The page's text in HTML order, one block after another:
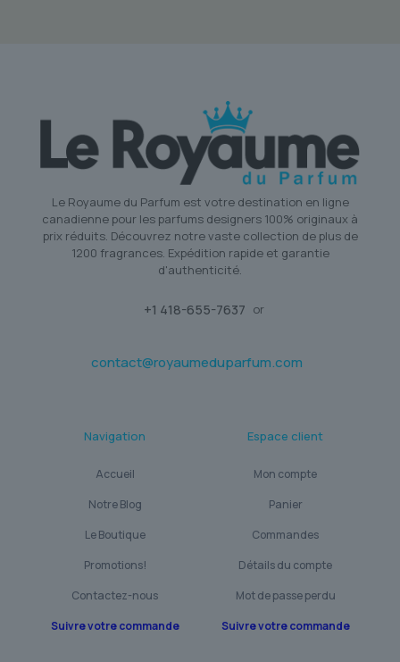
Le Royaume du Parfum est votre destination en ligne
canadienne pour les parfums designers 100% originaux à
prix réduits. Découvrez notre vaste collection de plus de
1200 fragrances. Expédition rapide et garantie
d'authenticité.
+1 418-655-7637 or
contact@royaumeduparfum.com
Navigation
Accueil
Notre Blog
Le Boutique
Promotions!
Contactez-nous
Suivre votre commande
Espace client
Mon compte
Panier
Commandes
Détails du compte
Mot de passe perdu
Suivre votre commande